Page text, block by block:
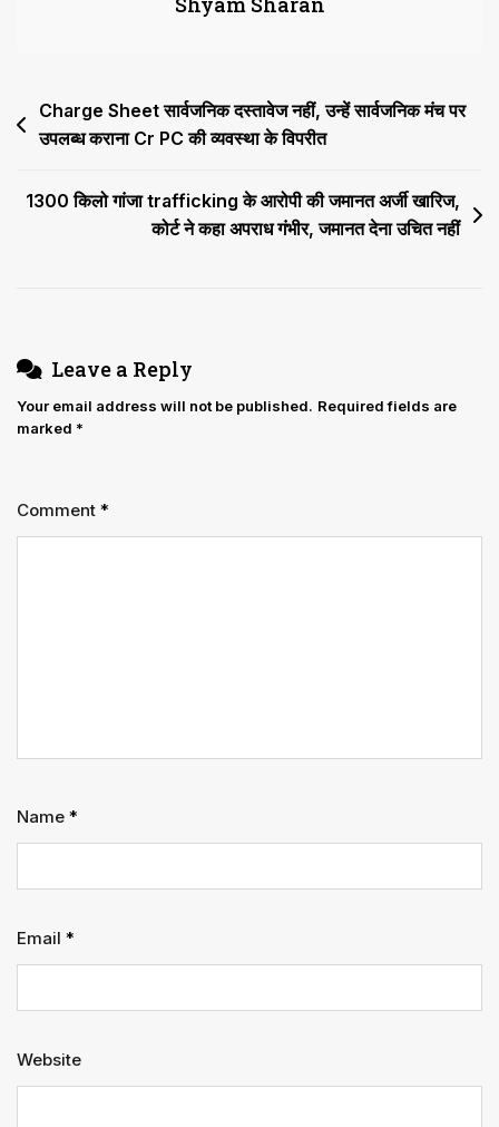
पर
रोक,
पर
Post
navigation
Charge Sheet सार्वजनिक दस्तावेज नहीं, उन्हें सार्वजनिक मंच पर
उपलब्ध कराना Cr PC की व्यवस्था के विपरीत
1300 किलो गांजा trafficking के आरोपी की जमानत अर्जी खारिज,
कोर्ट ने कहा अपराध गंभीर, जमानत देना उचित नहीं
Leave a Reply
Your email address will not be published. Required fields are
marked *
Comment *
Name *
Email *
Website